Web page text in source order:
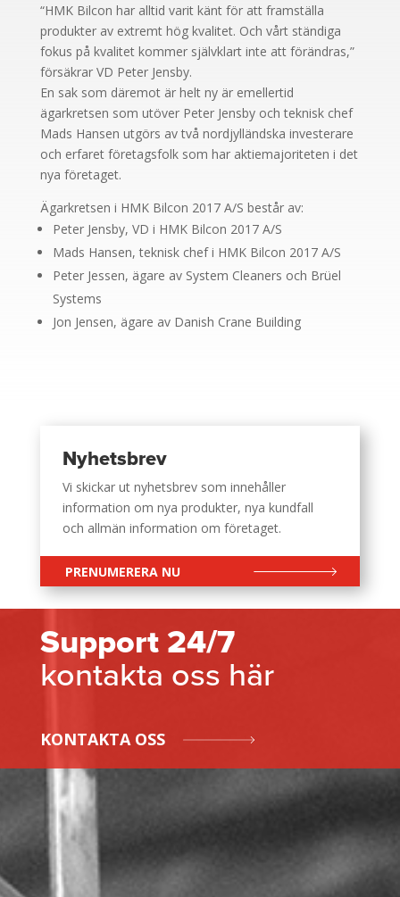
“HMK Bilcon har alltid varit känt för att framställa
produkter av extremt hög kvalitet. Och vårt ständiga
fokus på kvalitet kommer självklart inte att förändras,”
försäkrar VD Peter Jensby.
En sak som däremot är helt ny är emellertid
ägarkretsen som utöver Peter Jensby och teknisk chef
Mads Hansen utgörs av två nordjylländska investerare
och erfaret företagsfolk som har aktiemajoriteten i det
nya företaget.
Ägarkretsen i HMK Bilcon 2017 A/S består av:
Peter Jensby, VD i HMK Bilcon 2017 A/S
Mads Hansen, teknisk chef i HMK Bilcon 2017 A/S
Peter Jessen, ägare av System Cleaners och Brüel
Systems
Jon Jensen, ägare av Danish Crane Building
Nyhetsbrev
Vi skickar ut nyhetsbrev som innehåller
information om nya produkter, nya kundfall
och allmän information om företaget.
PRENUMERERA NU
Support 24/7
kontakta oss här
KONTAKTA OSS